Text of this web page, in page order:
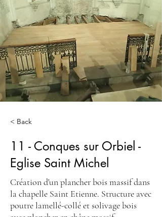
< Back
11 - Conques sur Orbiel -
Eglise Saint Michel
Création d'un plancher bois massif dans
la chapelle Saint Etienne. Structure avec
poutre lamellé-collé et solivage bois